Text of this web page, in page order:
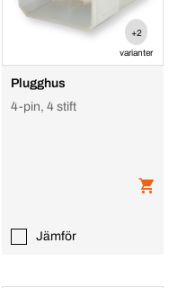
+2
varianter
Plugghus
4-pin, 4 stift
Jämför